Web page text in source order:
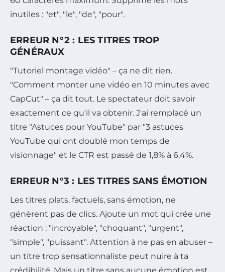
inutiles : "et", "le", "de", "pour".
ERREUR N°2 : LES TITRES TROP
GÉNÉRAUX
"Tutoriel montage vidéo" – ça ne dit rien.
"Comment monter une vidéo en 10 minutes avec
CapCut" – ça dit tout. Le spectateur doit savoir
exactement ce qu'il va obtenir. J'ai remplacé un
titre "Astuces pour YouTube" par "3 astuces
YouTube qui ont doublé mon temps de
visionnage" et le CTR est passé de 1,8% à 6,4%.
ERREUR N°3 : LES TITRES SANS ÉMOTION
Les titres plats, factuels, sans émotion, ne
génèrent pas de clics. Ajoute un mot qui crée une
réaction : "incroyable", "choquant", "urgent",
"simple", "puissant". Attention à ne pas en abuser –
un titre trop sensationnaliste peut nuire à ta